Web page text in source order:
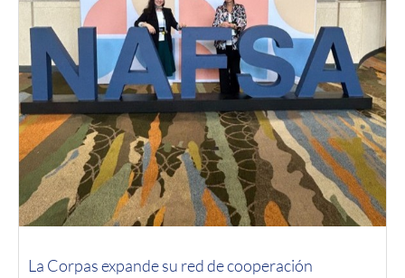
La Corpas expande su red de cooperación